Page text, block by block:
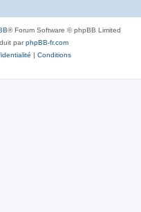
® Forum Software © phpBB Limited
parphpBB-fr.com
| Conditions